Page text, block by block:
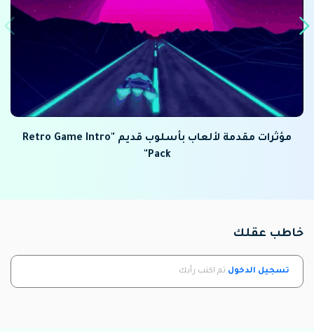
مؤثرات مقدمة لألعاب بأسلوب قديم "Retro Game Intro
Pack"
خاطب عقلك
تسجيل الدخول ثم اكتب رأيك